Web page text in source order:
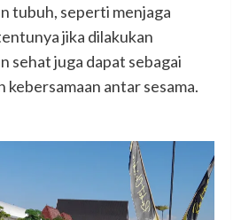
tubuh, seperti menjaga
jika dilakukan
sehat juga dapat sebagai
kebersamaan antar sesama.